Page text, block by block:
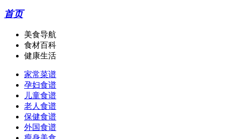
首页
美食导航
食材百科
健康生活
家常菜谱
孕妇食谱
儿童食谱
老人食谱
保健食谱
外国食谱